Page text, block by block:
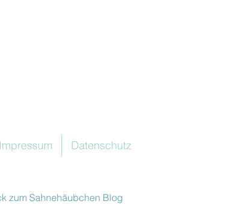
Impressum Datenschutz
zum Sahnehäubchen Blog